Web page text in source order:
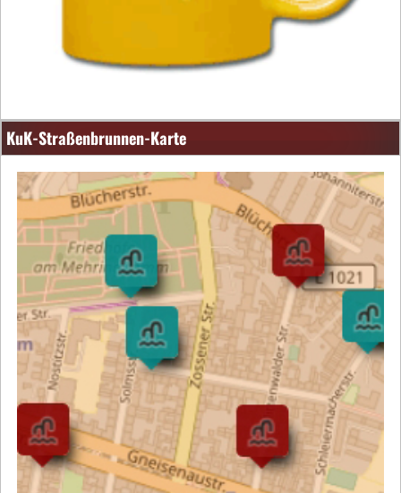
KuK-Straßenbrunnen-Karte